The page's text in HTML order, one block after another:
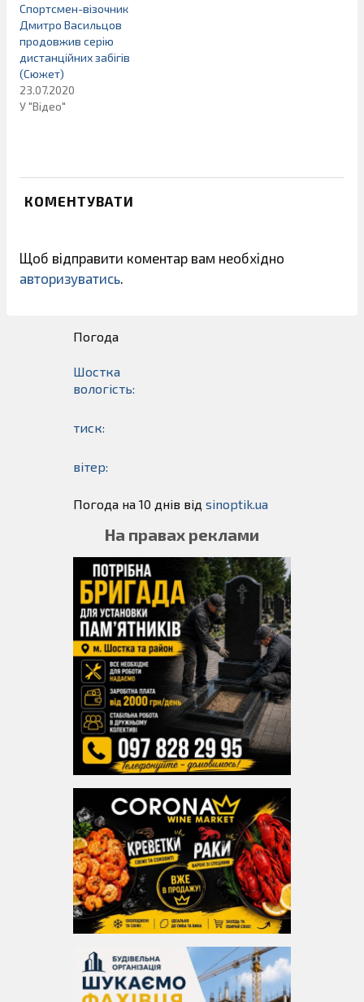
Спортсмен-візочник
Дмитро Васильцов
продовжив серію
дистанційних забігів
(Сюжет)
23.07.2020
У "Відео"
КОМЕНТУВАТИ
Щоб відправити коментар вам необхідно
авторизуватись.
Погода
Шостка
вологість:
тиск:
вітер:
Погода на 10 днів від sinoptik.ua
На правах реклами